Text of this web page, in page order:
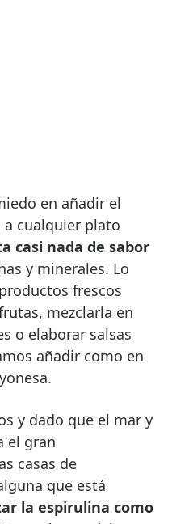
en añadir el
cualquier plato
casi nada de sabor
y minerales. Lo
frescos
mezclarla en
o elaborar salsas
añadir como en
y dado que el mar y
el gran
casas de
que está
la espirulina como